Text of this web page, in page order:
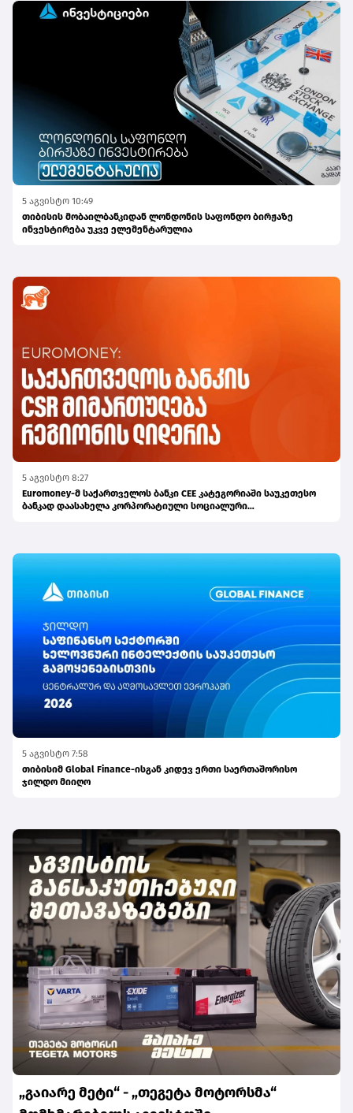
5 აგვისტო 10:49
თიბისის მობაილბანკიდან ლონდონის საფონდო ბირჟაზე
ინვესტირება უკვე ელემენტარულია
5 აგვისტო 8:27
Euromoney-მ საქართველოს ბანკი CEE კატეგორიაში საუკეთესო
ბანკად დაასახელა კორპორატიული სოციალური
5 აგვისტო 7:58
თიბისიმ Global Finance-ისგან კიდევ ერთი საერთაშორისო
ჯილდო მიიღო
„გაიარე მეტი“ - „თეგეტა მოტორსმა“